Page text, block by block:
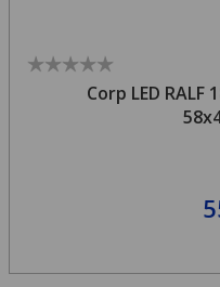
Corp LED RALF